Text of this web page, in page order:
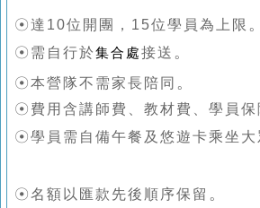
☉達10位開團 ，15位學員為上限 。
☉需自行於集合處接送 。
☉本營隊不需 家長陪同 。
☉費用含講師費 、教材費 、學員保
☉學員需自備午餐及悠遊卡乘坐大
☉名額以匯款先後順序保留 。